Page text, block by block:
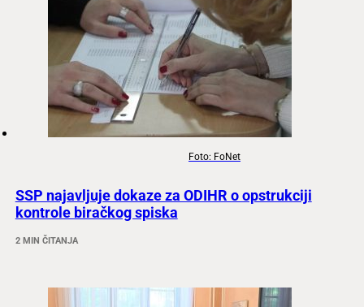
Foto: FoNet
SSP najavljuje dokaze za ODIHR o opstrukciji
kontrole biračkog spiska
2 MIN ČITANJA